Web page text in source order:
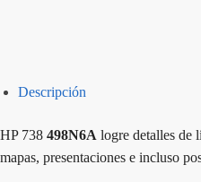
Descripción
HP 738 498N6A logre detalles de
mapas, presentaciones e incluso